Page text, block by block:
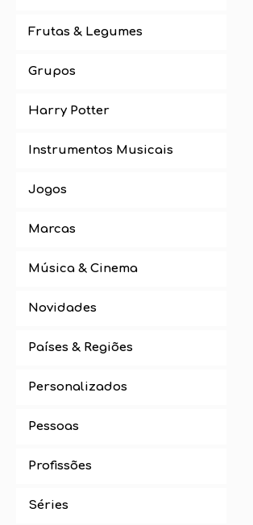
Frutas & Legumes
Grupos
Harry Potter
Instrumentos Musicais
Jogos
Marcas
Música & Cinema
Novidades
Países & Regiões
Personalizados
Pessoas
Profissões
Séries